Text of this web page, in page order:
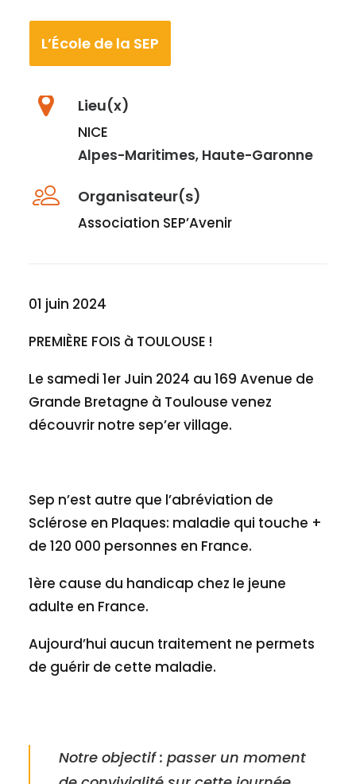
L’École de la SEP
01/06/2024
01/06/2024
Lieu(x)
NICE
Alpes-Maritimes, Haute-Garonne
Organisateur(s)
Association SEP’Avenir
01 juin 2024
PREMIÈRE FOIS à TOULOUSE !
Le samedi 1er Juin 2024 au 169 Avenue de
Grande Bretagne à Toulouse venez
découvrir notre sep’er village.
Sep n’est autre que l’abréviation de
Sclérose en Plaques: maladie qui touche +
de 120 000 personnes en France.
1ère cause du handicap chez le jeune
adulte en France.
Aujourd’hui aucun traitement ne permets
de guérir de cette maladie.
Notre objectif : passer un moment